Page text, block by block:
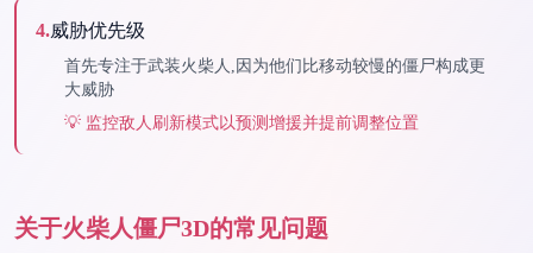
4.威胁优先级
首先专注于武装火柴人,因为他们比移动较慢的僵尸构成更
大威胁
💡 监控敌人刷新模式以预测增援并提前调整位置
关于火柴人僵尸3D的常见问题